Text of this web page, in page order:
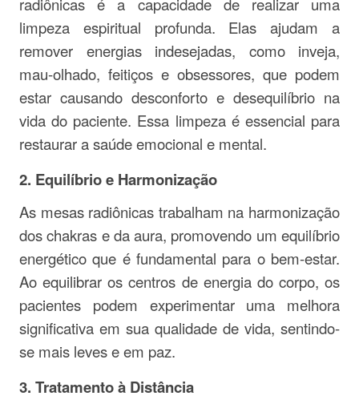
radiônicas é a capacidade de realizar uma
limpeza espiritual profunda. Elas ajudam a
remover energias indesejadas, como inveja,
mau-olhado, feitiços e obsessores, que podem
estar causando desconforto e desequilíbrio na
vida do paciente. Essa limpeza é essencial para
restaurar a saúde emocional e mental.
2. Equilíbrio e Harmonização
As mesas radiônicas trabalham na harmonização
dos chakras e da aura, promovendo um equilíbrio
energético que é fundamental para o bem-estar.
Ao equilibrar os centros de energia do corpo, os
pacientes podem experimentar uma melhora
significativa em sua qualidade de vida, sentindo-
se mais leves e em paz.
3. Tratamento à Distância